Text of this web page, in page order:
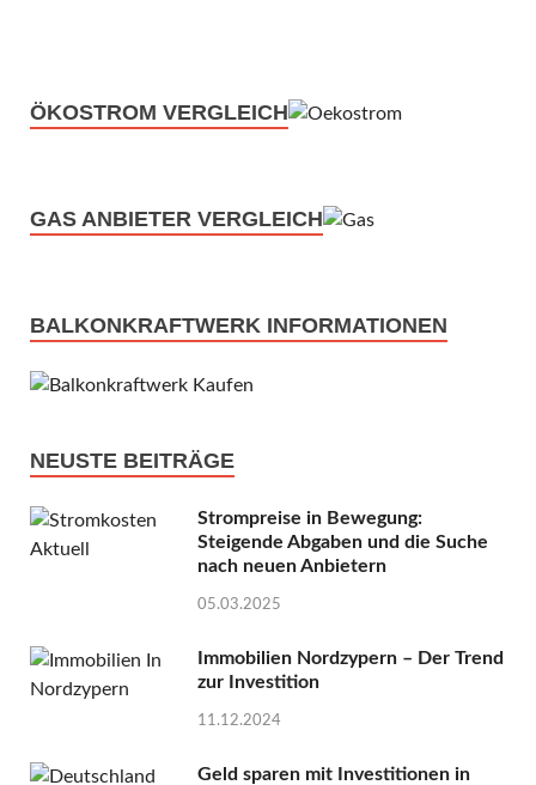
ÖKOSTROM VERGLEICH
GAS ANBIETER VERGLEICH
BALKONKRAFTWERK INFORMATIONEN
NEUSTE BEITRÄGE
Strompreise in Bewegung:
Steigende Abgaben und die Suche
nach neuen Anbietern
05.03.2025
Immobilien Nordzypern – Der Trend
zur Investition
11.12.2024
Geld sparen mit Investitionen in